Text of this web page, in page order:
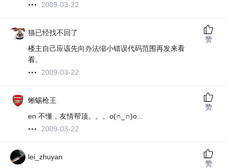
2009-03-22
猫已经找不回了
楼主自己应该先向办法缩小错误代码范围再发来看
看。
2009-03-22
赞
蜥蜴枪王
en 不懂，友情帮顶。。。o(∩_∩)o...
2009-03-22
赞
lei_zhuyan
赞